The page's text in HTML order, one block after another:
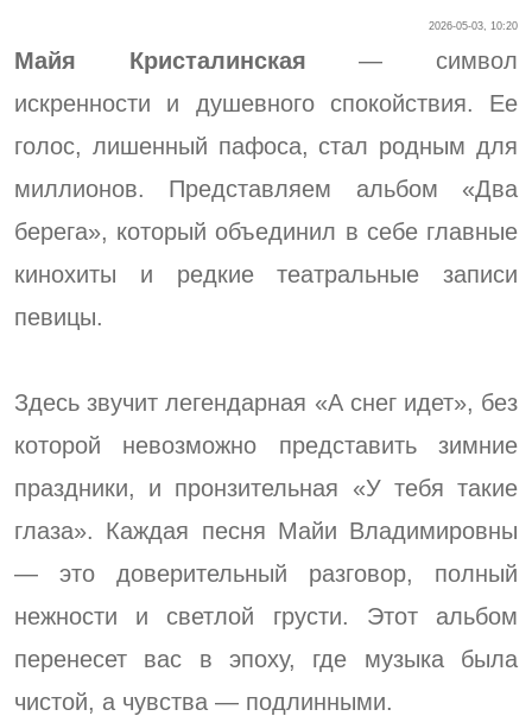
2026-05-03, 10:20
Майя Кристалинская— символ
искренности и душевного спокойствия. Ее
голос, лишенный пафоса, стал родным для
миллионов. Представляем альбом «Два
берега», который объединил в себе главные
кинохиты и редкие театральные записи
певицы.
Здесь звучит легендарная «А снег идет», без
которой невозможно представить зимние
праздники, и пронзительная «У тебя такие
глаза». Каждая песня Майи Владимировны
— это доверительный разговор, полный
нежности и светлой грусти. Этот альбом
перенесет вас в эпоху, где музыка была
чистой, а чувства — подлинными.